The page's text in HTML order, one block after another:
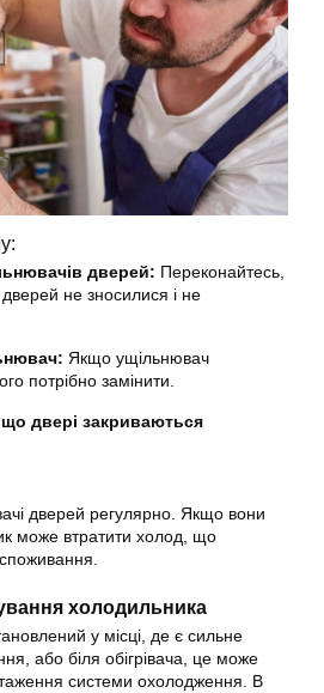
дверей: Переконайтесь,
не зносилися і не
Якщо ущільнювач
потрібно замінити.
двері закриваються
дверей регулярно. Якщо вони
може втратити холод, що
холодильника
у місці, де є сильне
або біля обігрівача, це може
системи охолодження. В